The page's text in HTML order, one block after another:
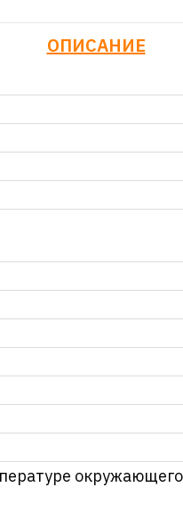
ОПИСАНИЕ